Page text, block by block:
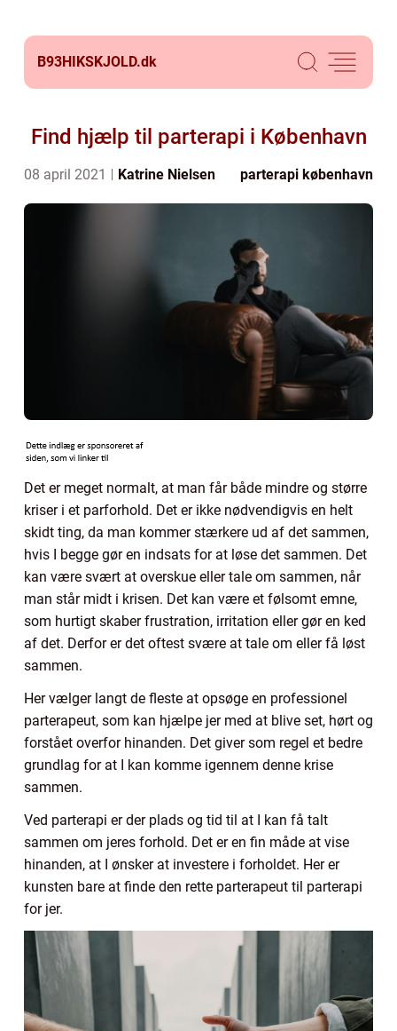
B93HIKSKJOLD.dk
Find hjælp til parterapi i København
08 april 2021 Katrine Nielsen parterapi københavn
Det er meget normalt, at man får både mindre og større
kriser i et parforhold. Det er ikke nødvendigvis en helt
skidt ting, da man kommer stærkere ud af det sammen,
hvis I begge gør en indsats for at løse det sammen. Det
kan være svært at overskue eller tale om sammen, når
man står midt i krisen. Det kan være et følsomt emne,
som hurtigt skaber frustration, irritation eller gør en ked
af det. Derfor er det oftest svære at tale om eller få løst
sammen.
Her vælger langt de fleste at opsøge en professionel
parterapeut, som kan hjælpe jer med at blive set, hørt og
forstået overfor hinanden. Det giver som regel et bedre
grundlag for at I kan komme igennem denne krise
sammen.
Ved parterapi er der plads og tid til at I kan få talt
sammen om jeres forhold. Det er en fin måde at vise
hinanden, at I ønsker at investere i forholdet. Her er
kunsten bare at finde den rette parterapeut til parterapi
for jer.